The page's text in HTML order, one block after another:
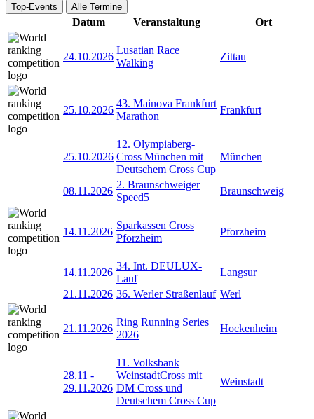
Top-Events
Alle Termine
Datum Veranstaltung Ort
24.10.2026
Lusatian Race
Walking
Zittau
25.10.2026
43. Mainova Frankfurt
Marathon
Frankfurt
25.10.2026
12. Olympiaberg-
Cross München mit
Deutschem Cross Cup
München
08.11.2026
2. Braunschweiger
Speed5
Braunschweig
14.11.2026
Sparkassen Cross
Pforzheim
Pforzheim
14.11.2026
34. Int. DEULUX-
Lauf
Langsur
21.11.2026 36. Werler Straßenlauf Werl
21.11.2026
Ring Running Series
2026
Hockenheim
28.11 -
29.11.2026
11. Volksbank
WeinstadtCross mit
DM Cross und
Deutschem Cross Cup
Weinstadt